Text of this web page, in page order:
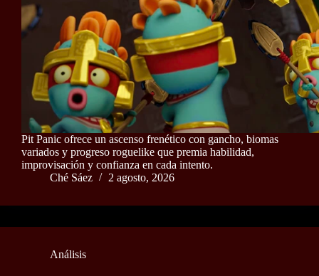
Pit Panic ofrece un ascenso frenético con gancho, biomas
variados y progreso roguelike que premia habilidad,
improvisación y confianza en cada intento.
Ché Sáez
2 agosto, 2026
Análisis